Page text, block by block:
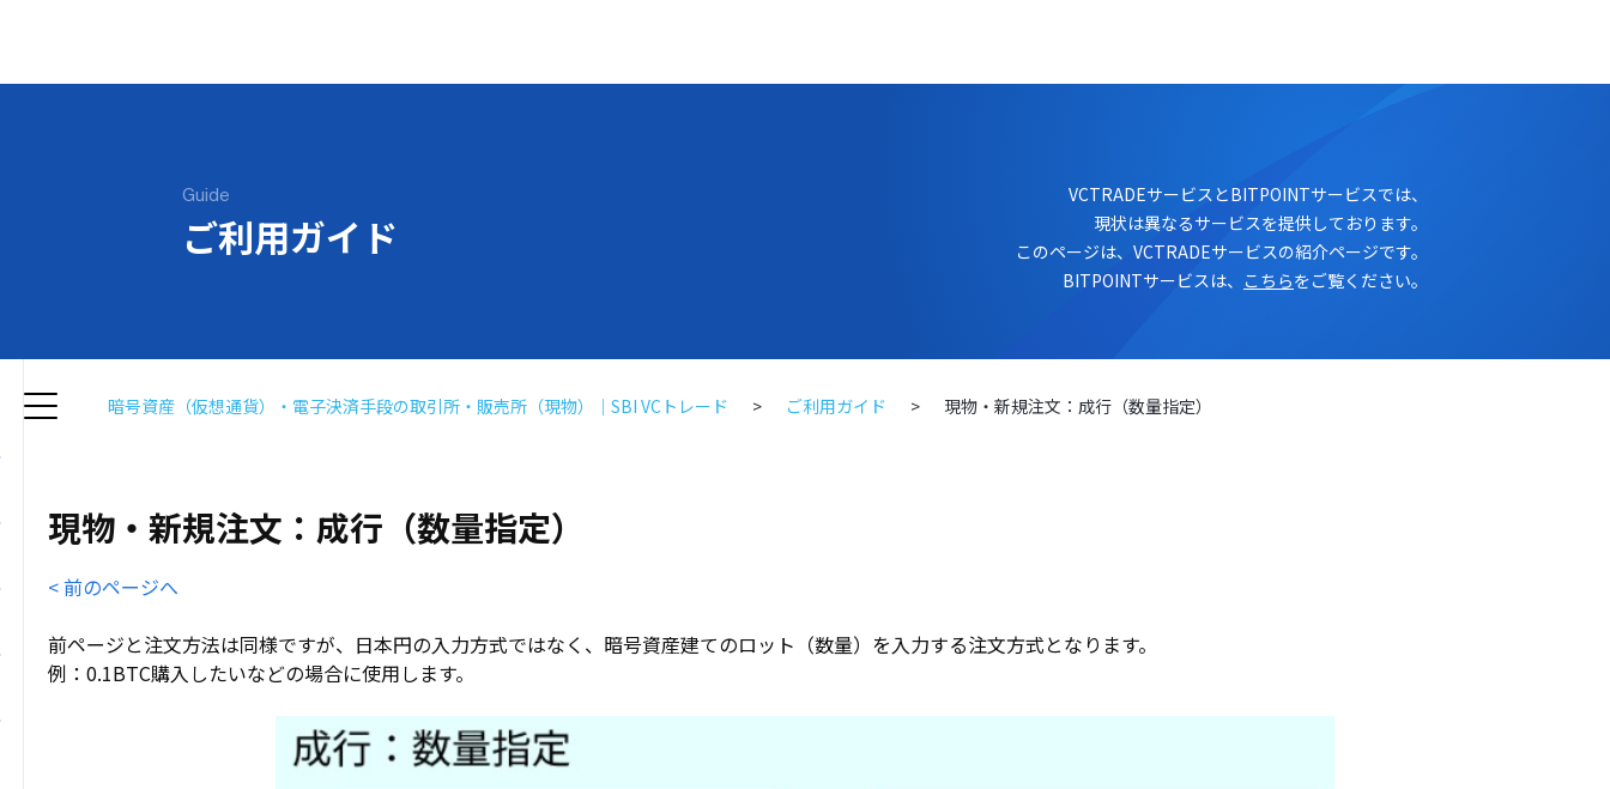
Guide
ご利用ガイド
VCTRADEサービスとBITPOINTサービスでは、
現状は異なるサービスを提供しております。
このページは、VCTRADEサービスの紹介ページです。
BITPOINTサービスは、 こちらをご覧ください。
暗号資産（仮想通貨）・電子決済手段の取引所・販売所（現物）｜SBI VCトレード ご利用ガイド 現物・新規注文：成行（数量指定）
現物・新規注文：成行（数量指定）
< 前のページへ
前ページと注文方法は同様ですが、日本円の入力方式ではなく、暗号資産建てのロット（数量）を入力する注文方式となります。
例：0.1BTC購入したいなどの場合に使用します。